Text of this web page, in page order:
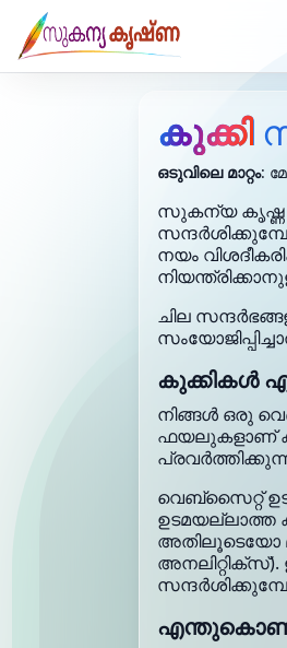
കുക്കി
ഒടുവിലെ മാറ്റം:
സുകന്യ കൃഷ്ണ
നയം
ചില
കുക്കികൾ
നിങ്ങൾ ഒരു
ഫയലുകളാണ്
വെബ്‌സൈറ്റ്
ഉടമയല്ലാത്ത
അതിലൂടെയോ